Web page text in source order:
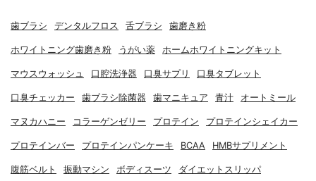
歯ブラシ デンタルフロス 舌ブラシ 歯磨き粉
ホワイトニング歯磨き粉 うがい薬 ホームホワイトニングキット
マウスウォッシュ 口腔洗浄器 口臭サプリ 口臭タブレット
口臭チェッカー 歯ブラシ除菌器 歯マニキュア 青汁 オートミール
マヌカハニー コラーゲンゼリー プロテイン プロテインシェイカー
プロテインバー プロテインパンケーキ BCAA HMBサプリメント
腹筋ベルト 振動マシン ボディスーツ ダイエットスリッパ